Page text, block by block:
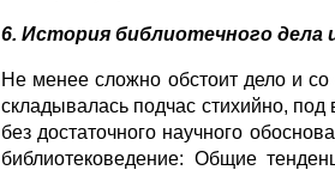
6. История библиотечного дела
Не менее сложно обстоит дело и со
складывалась подчас стихийно,
без достаточного научного
библиотековедение: Общие